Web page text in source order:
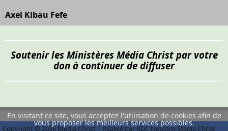
Axel Kibau Fefe
Soutenir les Ministères Média Christ par votre
don à continuer de diffuser
Copyright © 2026 Média Christ | Réalisé par RDC Netcom-Média Christ
En visitant ce site, vous acceptez l'utilisation de cookies afin de
vous proposer les meilleurs services possibles.